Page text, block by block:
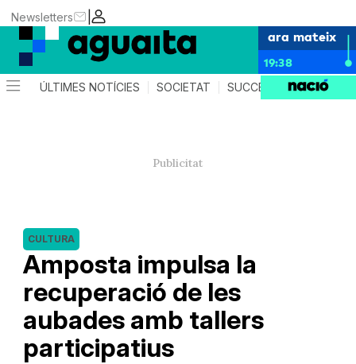
|
Newsletters
ara mateix
19:38
ÚLTIMES NOTÍCIES SOCIETAT SUCCESSOS AGENDA
Amposta impulsa la
recuperació de les
aubades amb tallers
participatius
CULTURA